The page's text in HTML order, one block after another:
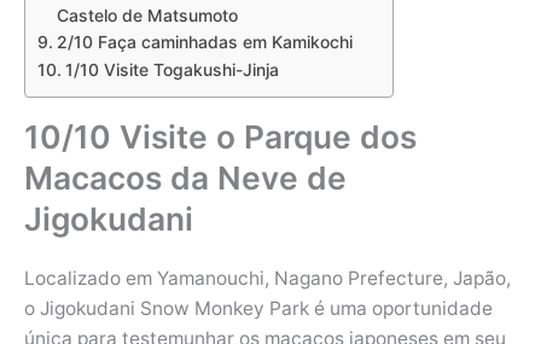
Castelo de Matsumoto
2/10 Faça caminhadas em Kamikochi
1/10 Visite Togakushi-Jinja
10/10 Visite o Parque dos
Macacos da Neve de
Jigokudani
Localizado em Yamanouchi, Nagano Prefecture, Japão,
o Jigokudani Snow Monkey Park é uma oportunidade
única para testemunhar os macacos japoneses em seu